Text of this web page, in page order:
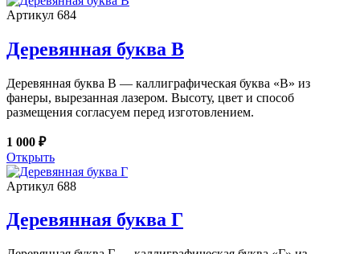
Артикул 684
Деревянная буква В
Деревянная буква В — каллиграфическая буква «В» из
фанеры, вырезанная лазером. Высоту, цвет и способ
размещения согласуем перед изготовлением.
1 000 ₽
Открыть
Артикул 688
Деревянная буква Г